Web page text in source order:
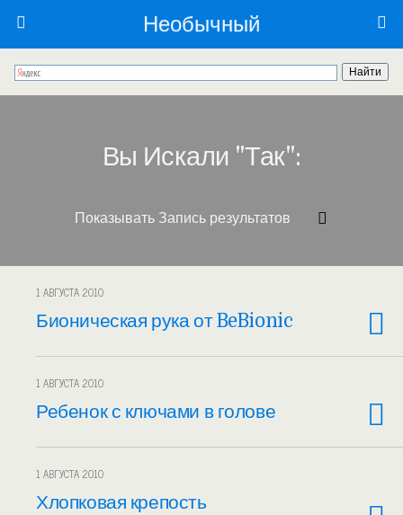
Необычный
Вы Искали "так":
1 АВГУСТА 2010
Бионическая рука от BeBionic
1 АВГУСТА 2010
Ребенок с ключами в голове
1 АВГУСТА 2010
Хлопковая крепость